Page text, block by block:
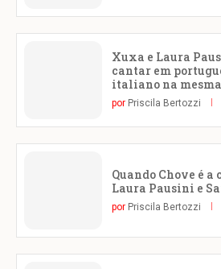
Xuxa e Laura
cantar em
italiano na
por Priscila Bertozzi
Quando Chove é a
Laura Pausini e
por Priscila Bertozzi